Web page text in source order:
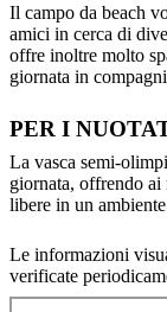
Il campo da beach
amici in cerca di
offre inoltre molto
giornata in
PER I
La vasca semi-
giornata, offrendo ai
libere in un
Le informazioni
verificate